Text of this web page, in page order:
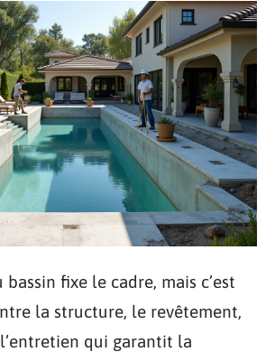
fixe le cadre, mais c’est
la structure, le revêtement,
qui garantit la